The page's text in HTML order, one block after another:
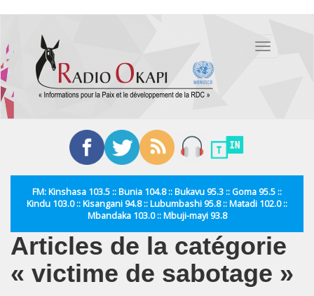
contenu
principal
Toggle
FM: Kinshasa 103.5 :: Bunia 104.8 :: Bukavu 95.3 :: Goma 95.5 ::
Kindu 103.0 :: Kisangani 94.8 :: Lubumbashi 95.8 :: Matadi 102.0 ::
Mbandaka 103.0 :: Mbuji-mayi 93.8
Articles de la catégorie
« victime de sabotage »